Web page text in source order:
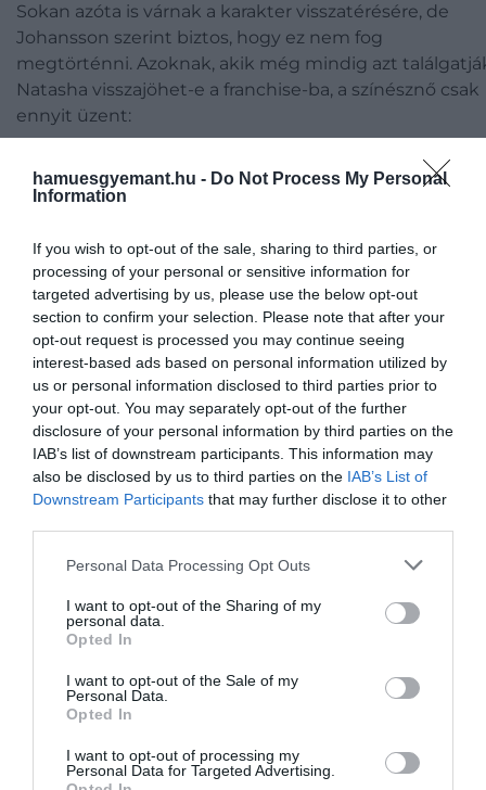
hamuesgyemant.hu - Do Not Process My Personal
Information
If you wish to opt-out of the sale, sharing to third parties, or
processing of your personal or sensitive information for
targeted advertising by us, please use the below opt-out
section to confirm your selection. Please note that after your
opt-out request is processed you may continue seeing
interest-based ads based on personal information utilized by
us or personal information disclosed to third parties prior to
your opt-out. You may separately opt-out of the further
disclosure of your personal information by third parties on the
IAB’s list of downstream participants. This information may
also be disclosed by us to third parties on the IAB’s List of
Downstream Participants that may further disclose it to other
Please note that this website/app uses one or more Google
not limited to your visit or usage behaviour. You may click to
grant or deny consent to Google and its third-party tags to
use your data for below specified purposes in below Google
consent section.
Personal Data Processing Opt Outs
I want to opt-out of the Sharing of my
personal data.
Opted In
I want to opt-out of the Sale of my
Personal Data.
Opted In
I want to opt-out of processing my
Personal Data for Targeted Advertising.
Sokan azóta is várnak a karakter visszatérésére, de
Johansson szerint biztos, hogy ez nem fog
megtörténni. Azoknak, akik még mindig azt
Natasha visszajöhet-e a franchise-ba, a színésznő csak
ennyit üzent:
volt abban, hogy a Bosszúállók végül győzelmet
arathassanak Thanos felett. Éppen ezért, ha a készítők
színésznő szerint lenulláznák a karakter hősies